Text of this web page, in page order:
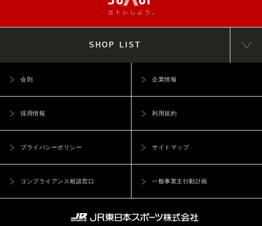
SHOP LIST
会則 企業情報
採用情報 利用規約
プライバシーポリシー サイトマップ
コンプライアンス相談窓口 一般事業主行動計画